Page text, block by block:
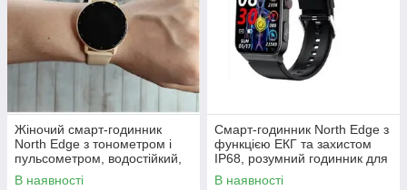
Жіночий смарт-годинник
North Edge з тонометром і
пульсометром, водостійкий,
рожевий.
В наявності
Смарт-годинник North Edge з
функцією ЕКГ та захистом
IP68, розумний годинник для
контролю здоров’я.
В наявності